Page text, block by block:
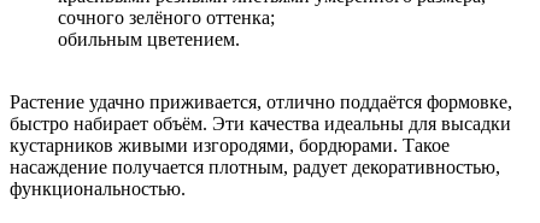
сочного зелёного оттенка;
обильным цветением.
Растение удачно приживается, отлично поддаётся формовке,
быстро набирает объём. Эти качества идеальны для высадки
кустарников живыми изгородями, бордюрами. Такое
насаждение получается плотным, радует декоративностью,
функциональностью.